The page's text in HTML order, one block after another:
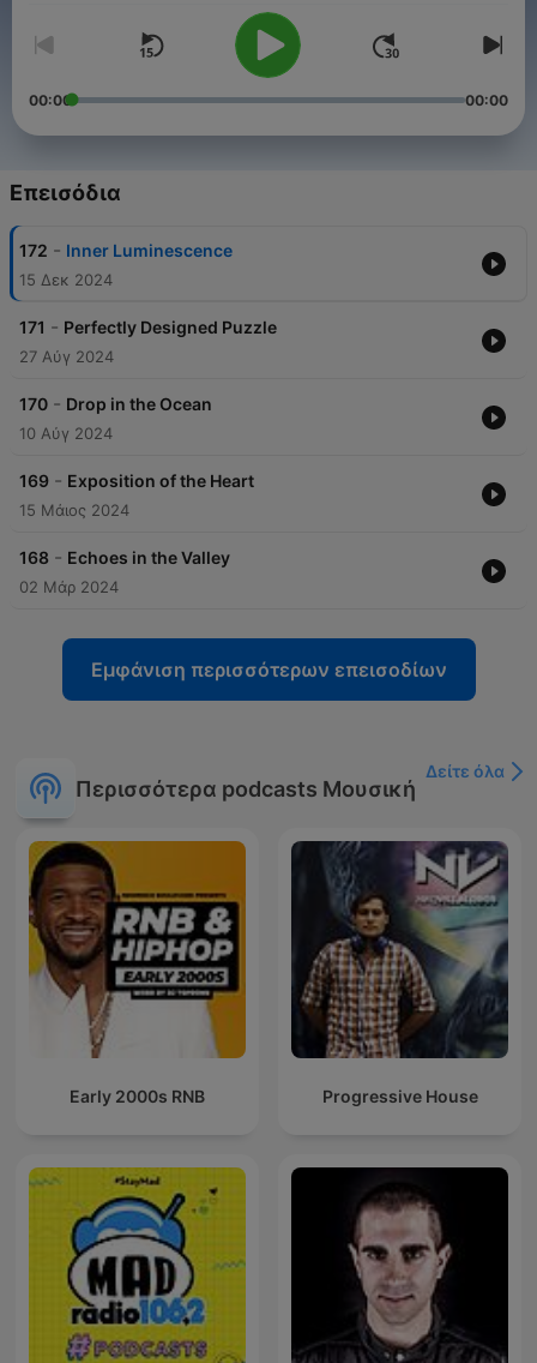
00:00 00:00
Επεισόδια
172 - Inner Luminescence
15 Δεκ 2024
171 - Perfectly Designed Puzzle
27 Αύγ 2024
170 - Drop in the Ocean
10 Αύγ 2024
169 - Exposition of the Heart
15 Μάιος 2024
168 - Echoes in the Valley
02 Μάρ 2024
Εμφάνιση περισσότερων επεισοδίων
Περισσότερα podcasts Μουσική
Δείτε όλα
Early 2000s RNB Progressive House